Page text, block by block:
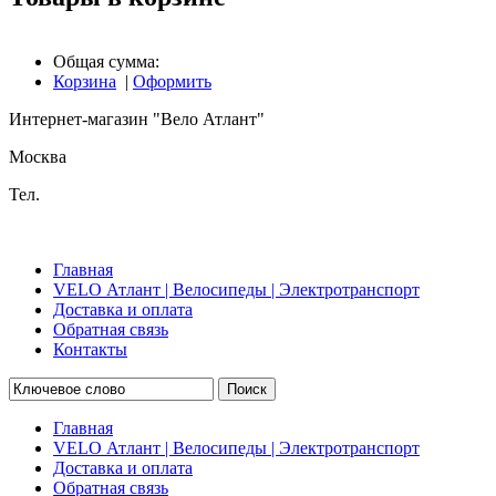
Общая сумма:
Корзина | Оформить
Интернет-магазин "Вело Атлант"
Москва
Тел.
Главная
VELO Атлант | Велосипеды | Электротранспорт
Доставка и оплата
Обратная связь
Контакты
Поиск
Главная
VELO Атлант | Велосипеды | Электротранспорт
Доставка и оплата
Обратная связь